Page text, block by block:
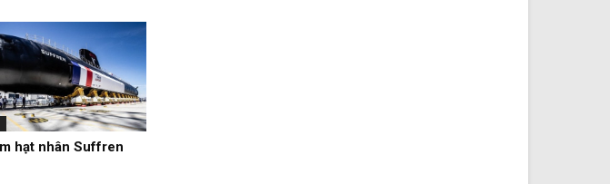
hạt nhân Suffren